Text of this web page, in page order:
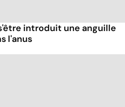
introduit une anguille
l'anus